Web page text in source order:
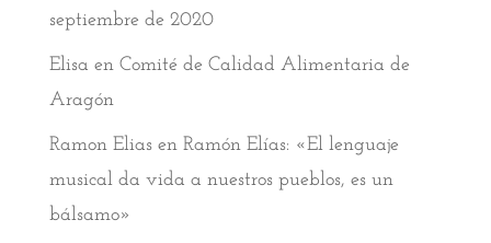
septiembre de 2020
Elisa en Comité de Calidad Alimentaria de
Aragón
Ramon Eliasen Ramón Elías: «El lenguaje
musical da vida a nuestros pueblos, es un
bálsamo»